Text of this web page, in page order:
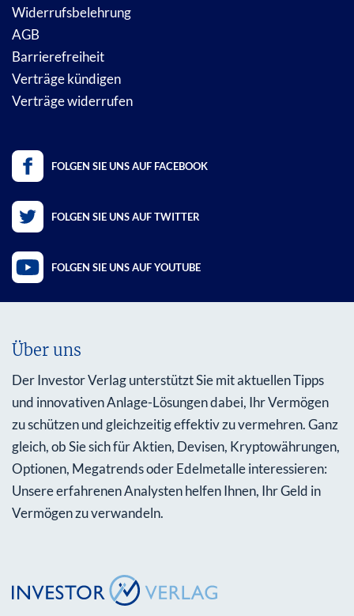
Widerrufsbelehrung
AGB
Barrierefreiheit
Verträge kündigen
Verträge widerrufen
FOLGEN SIE UNS AUF FACEBOOK
FOLGEN SIE UNS AUF TWITTER
FOLGEN SIE UNS AUF YOUTUBE
Über uns
Der Investor Verlag unterstützt Sie mit aktuellen Tipps
und innovativen Anlage-Lösungen dabei, Ihr Vermögen
zu schützen und gleichzeitig effektiv zu vermehren. Ganz
gleich, ob Sie sich für Aktien, Devisen, Kryptowährungen,
Optionen, Megatrends oder Edelmetalle interessieren:
Unsere erfahrenen Analysten helfen Ihnen, Ihr Geld in
Vermögen zu verwandeln.